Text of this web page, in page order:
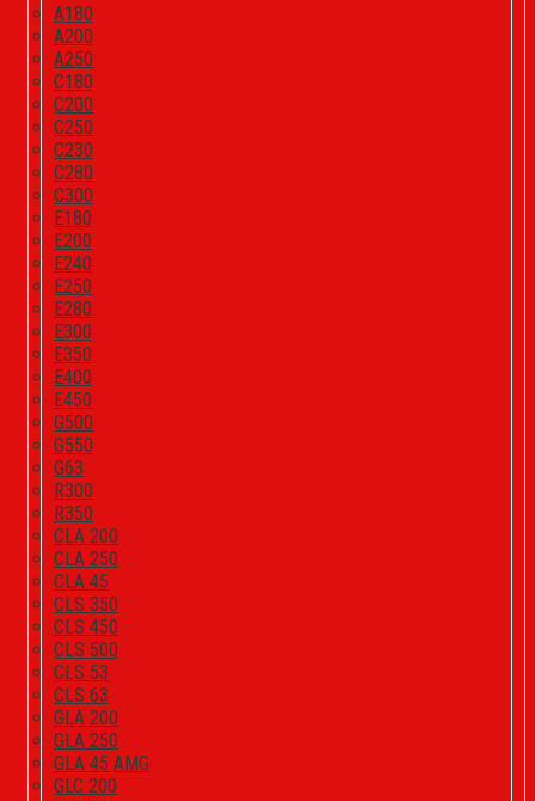
A180
A200
A250
C180
C200
C250
C230
C280
C300
E180
E200
E240
E250
E280
E300
E350
E400
E450
G500
G550
G63
R300
R350
CLA 200
CLA 250
CLA 45
CLS 350
CLS 450
CLS 500
CLS 53
CLS 63
GLA 200
GLA 250
GLA 45 AMG
GLC 200